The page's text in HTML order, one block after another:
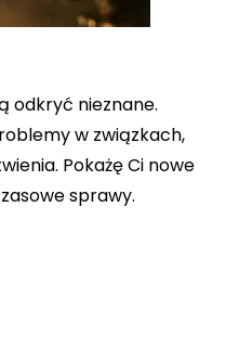
odkryć nieznane.
w związkach,
Pokażę Ci nowe
sprawy.